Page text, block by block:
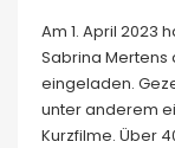
Am 1. April 2023
Sabrina Mertens
eingeladen.
unter anderem
Kurzfilme. Über